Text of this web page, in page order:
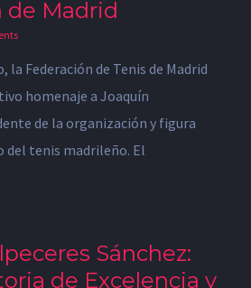
de Madrid
la Federación de Tenis de Madrid
homenaje a Joaquín
de la organización y figura
del tenis madrileño. El
Sánchez:
de Excelencia y